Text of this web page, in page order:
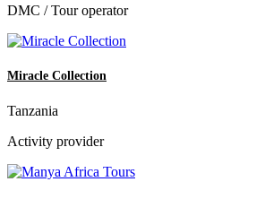
DMC / Tour operator
Miracle Collection
Tanzania
Activity provider